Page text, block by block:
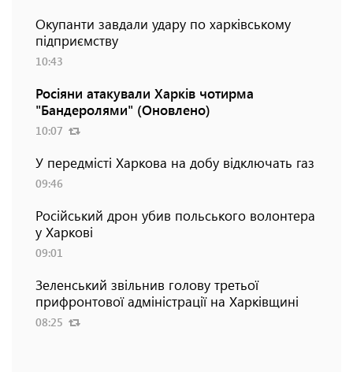
Окупанти завдали удару по харківському
підприємству
10:43
Росіяни атакували Харків чотирма
"Бандеролями" (Оновлено)
10:07
У передмісті Харкова на добу відключать газ
09:46
Російський дрон убив польського волонтера
у Харкові
09:01
Зеленський звільнив голову третьої
прифронтової адміністрації на Харківщині
08:25